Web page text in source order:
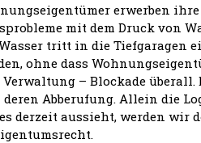
erwerben
mit dem Druck von
tritt in die
ohne dass
– Blockade
Abberufung. Allein die
derzeit aussieht, werden wir